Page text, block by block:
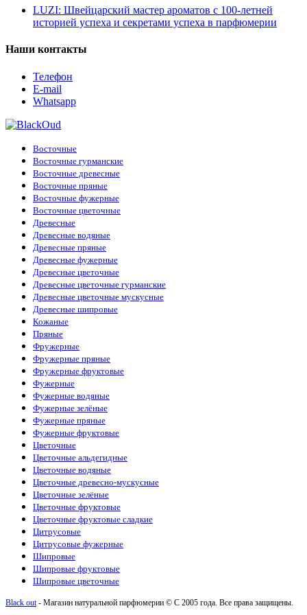
Clean (2)
Clinique (2)
Coach (1)
Davidoff
Diesel (2)
Diptyque
Dolce & Gabbana
Escada
Essential Parfums
Estee Lauder (1)
Ex Nihilo (16)
Floraiku (1)
Franck Boclet (2)
Frederic Malle (1)
Genyum (1)
Giardini Di Toscana
Giorgio Armani (16)
Givenchy (8)
Goldfield & Banks Australia
Gritty (1)
Gucci (2)
Guess (2)
Haute Fragrance
Hermes
Histoires de Parfums
Hormone Paris (5)
Hugo Boss (13)
Initio Parfums
Jaguar (1)
Jean Paul Gaultier
Jil Sander (1)
Jo Malone (12)
John Varvatos
Joop! (1)
Juliette Has A Gun
Kajal (4)
Katty Perry (1)
Kayali (3)
Kenzo (5)
Kilian (26)
La Sultane de Saba (4)
Lacoste (10)
Lanvin (3)
Lattafa Perfumes (51)
Loewe (1)
LUZI: Швейцарский мастер ароматов с 100-летней
историей успеха и секретами успеха в парфюмерии
Наши контакты
Телефон
E-mail
Whatsapp
Восточные
Восточные гурманские
Восточные древесные
Восточные пряные
Восточные фужерные
Восточные цветочные
Древесные
Древесные водяные
Древесные пряные
Древесные фужерные
Древесные цветочные
Древесные цветочные гурманские
Древесные цветочные мускусные
Древесные шипровые
Кожаные
Пряные
Фружерные
Фружерные пряные
Фружерные фруктовые
Фужерные
Фужерные водяные
Фужерные зелёные
Фужерные пряные
Фужерные фруктовые
Цветочные
Цветочные альдегидные
Цветочные водяные
Цветочные древесно-мускусные
Цветочные зелёные
Цветочные фруктовые
Цветочные фруктовые сладкие
Цитрусовые
Цитрусовые фужерные
Шипровые
Шипровые фруктовые
Шипровые цветочные
Black out - Магазин натуральной парфюмерии © С 2005 года. Все права защищены.